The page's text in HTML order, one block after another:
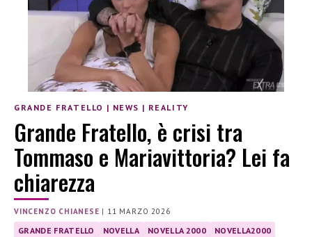
GRANDE FRATELLO | NEWS | REALITY
Grande Fratello, è crisi tra
Tommaso e Mariavittoria? Lei fa
chiarezza
VINCENZO CHIANESE | 11 MARZO 2026
GRANDE FRATELLO NOVELLA NOVELLA 2000 NOVELLA2000